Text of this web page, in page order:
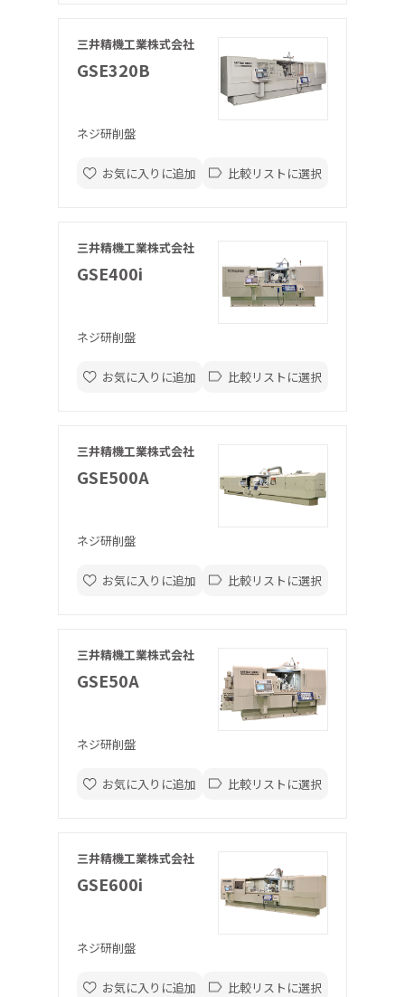
三井精機工業株式会社
GSE320B
ネジ研削盤
お気に入りに追加 比較リストに選択
三井精機工業株式会社
GSE400i
ネジ研削盤
お気に入りに追加 比較リストに選択
三井精機工業株式会社
GSE500A
ネジ研削盤
お気に入りに追加 比較リストに選択
三井精機工業株式会社
GSE50A
ネジ研削盤
お気に入りに追加 比較リストに選択
三井精機工業株式会社
GSE600i
ネジ研削盤
お気に入りに追加 比較リストに選択